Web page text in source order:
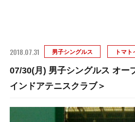
2018.07.31 男子シングルス トマ
07/30(月) 男子シングルス オー
インドアテニスクラブ＞